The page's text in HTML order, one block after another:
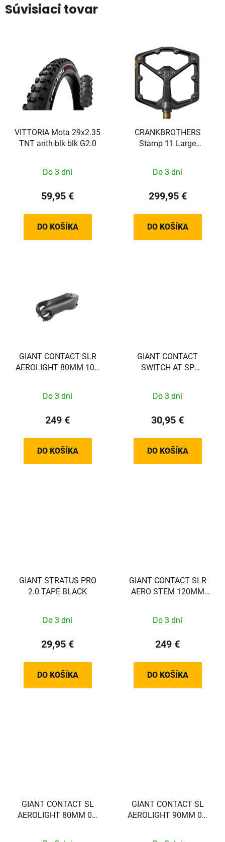
Súvisiaci tovar
VITTORIA Mota 29x2.35
TNT anth-blk-blk G2.0
Do 3 dní
59,95 €
DO KOŠÍKA
CRANKBROTHERS
Stamp 11 Large
Do 3 dní
299,95 €
DO KOŠÍKA
GIANT CONTACT SLR
AEROLIGHT 80MM 10D
Do 3 dní
249 €
DO KOŠÍKA
GIANT CONTACT
SWITCH AT SP
Do 3 dní
30,95 €
DO KOŠÍKA
GIANT STRATUS PRO
2.0 TAPE BLACK
Do 3 dní
29,95 €
DO KOŠÍKA
GIANT CONTACT SLR
AERO STEM 120MM
Do 3 dní
249 €
DO KOŠÍKA
GIANT CONTACT SL
AEROLIGHT 80MM 0D
GIANT CONTACT SL
AEROLIGHT 90MM 0D